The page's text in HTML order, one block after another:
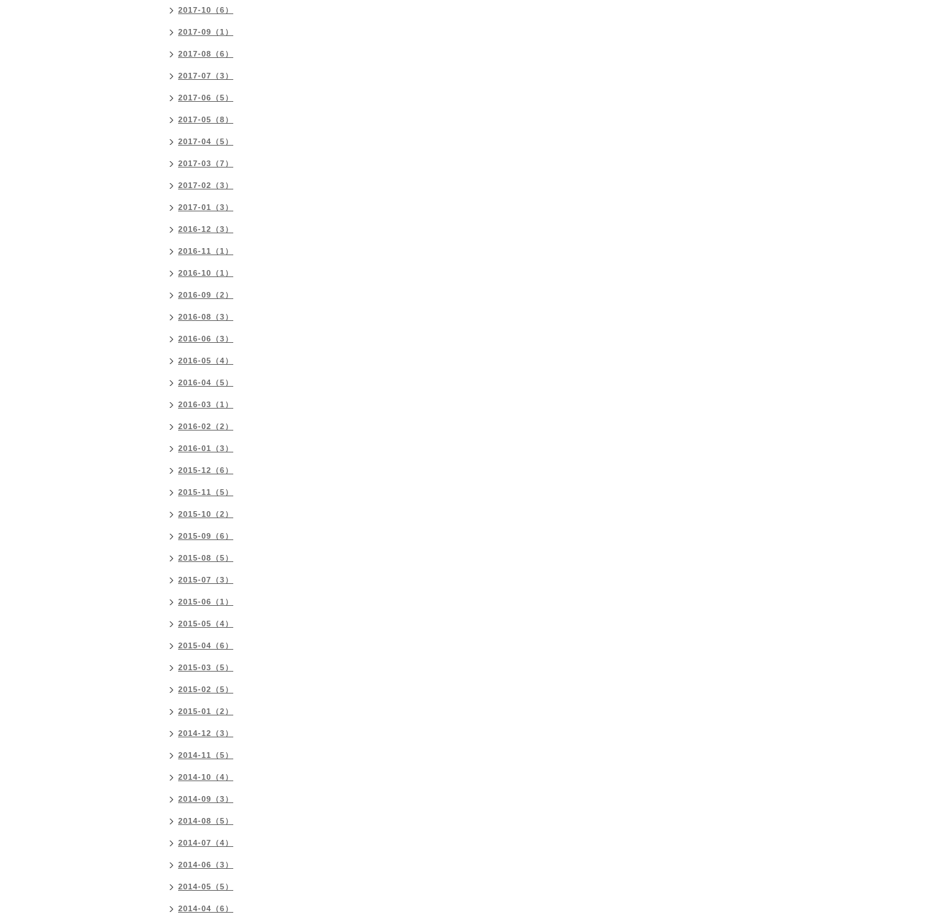
2017-10（6）
2017-09（1）
2017-08（6）
2017-07（3）
2017-06（5）
2017-05（8）
2017-04（5）
2017-03（7）
2017-02（3）
2017-01（3）
2016-12（3）
2016-11（1）
2016-10（1）
2016-09（2）
2016-08（3）
2016-06（3）
2016-05（4）
2016-04（5）
2016-03（1）
2016-02（2）
2016-01（3）
2015-12（6）
2015-11（5）
2015-10（2）
2015-09（6）
2015-08（5）
2015-07（3）
2015-06（1）
2015-05（4）
2015-04（6）
2015-03（5）
2015-02（5）
2015-01（2）
2014-12（3）
2014-11（5）
2014-10（4）
2014-09（3）
2014-08（5）
2014-07（4）
2014-06（3）
2014-05（5）
2014-04（6）